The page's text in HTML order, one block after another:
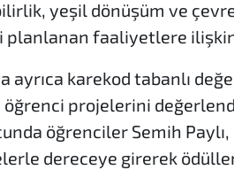
yeşil dönüşüm ve
planlanan faaliyetlere
ayrıca karekod tabanlı
öğrenci projelerini
öğrenciler Semih Paylı,
dereceye girerek